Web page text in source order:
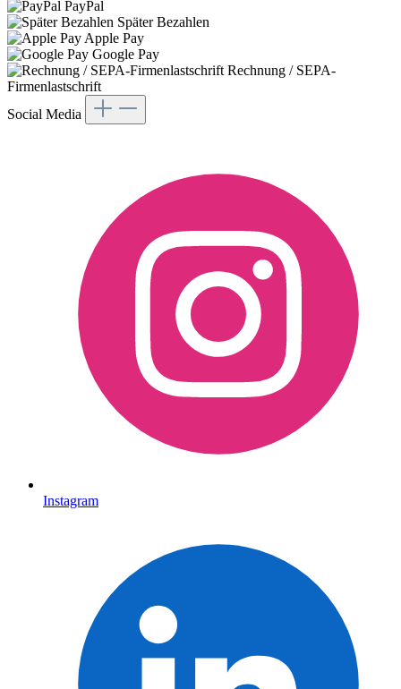
PayPal
Später Bezahlen
Apple Pay
Google Pay
Rechnung / SEPA-
Firmenlastschrift
Social Media
Instagram